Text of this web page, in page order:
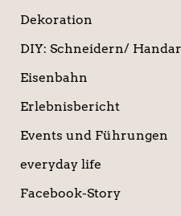
Dekoration
DIY: Schneidern/
Eisenbahn
Erlebnisbericht
Events und Führungen
everyday life
Facebook-Story